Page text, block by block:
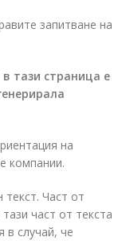
запитване на
тази страница е
на
компании.
Част от
част от текста
в случай, че